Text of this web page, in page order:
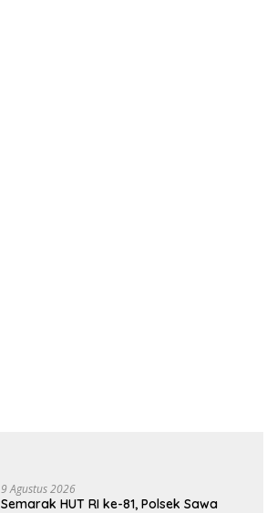
9 Agustus 2026
Semarak HUT RI ke-81, Polsek Sawa